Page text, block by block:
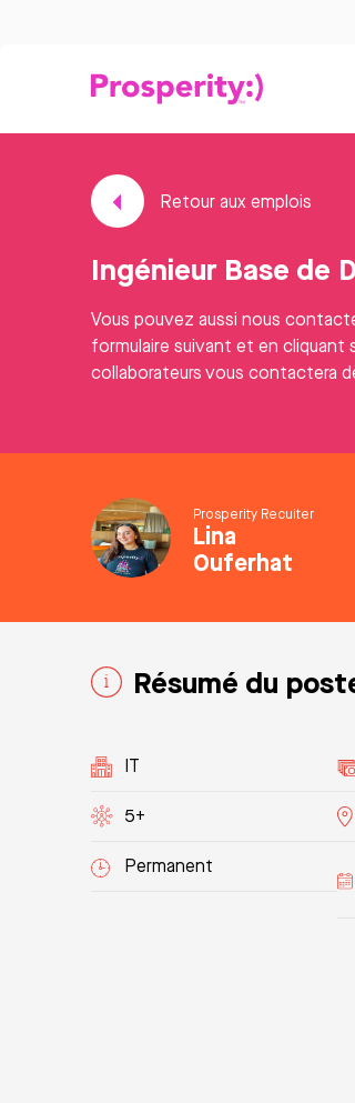
Retour aux emplois
Ingénieur Base de
Vous pouvez aussi nous
formulaire suivant et en cliquant
collaborateurs vous contactera
Prosperity Recuiter
Lina
Ouferhat
Résumé du
IT
5+
Permanent